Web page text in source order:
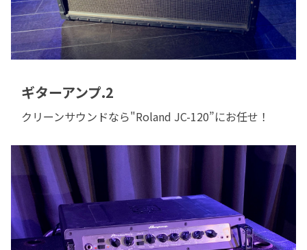
ギターアンプ.2
クリーンサウンドなら"Roland JC-120”にお任せ！